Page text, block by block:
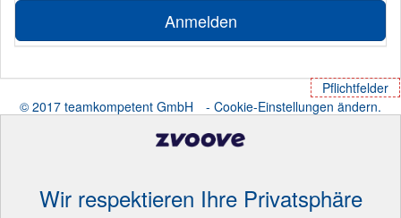
Anmelden
Pflichtfelder
© 2017 teamkompetent GmbH
- Cookie-Einstellungen ändern.
Wir respektieren Ihre Privatsphäre